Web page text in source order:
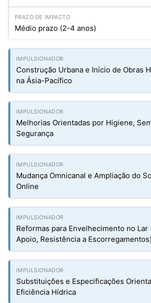
Médio prazo (2-4 anos)
Construção Urbana e Início de Obras
na Ásia-Pacífico
Melhorias Orientadas por Higiene,
Segurança
Mudança Omnicanal e Ampliação do
Online
Reformas para Envelhecimento no Lar
Apoio, Resistência a Escorregamentos)
Substituições e Especificações
Eficiência Hídrica